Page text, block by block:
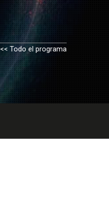
<< Todo el programa